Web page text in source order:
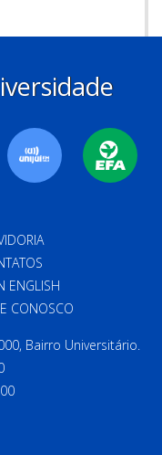
ENGLISH
CONOSCO
Bairro Universitário.